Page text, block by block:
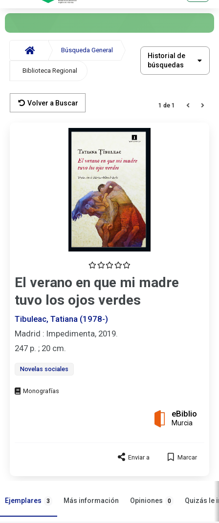
contenido
página
Inicio Búsqueda General
Biblioteca Regional
Historial
búsquedas
Historial de
búsquedas
Búsqueda
GeneralVolver a Buscar 1 de 1
El verano en que mi madre
tuvo los ojos verdes
Tibuleac, Tatiana (1978-)
Madrid : Impedimenta, 2019.
247 p. ; 20 cm.
Novelas sociales
Tipo
eBiblio
Murcia
Enviar a Marcar
Ejemplares 3 Más información Opiniones 0 Quizás le